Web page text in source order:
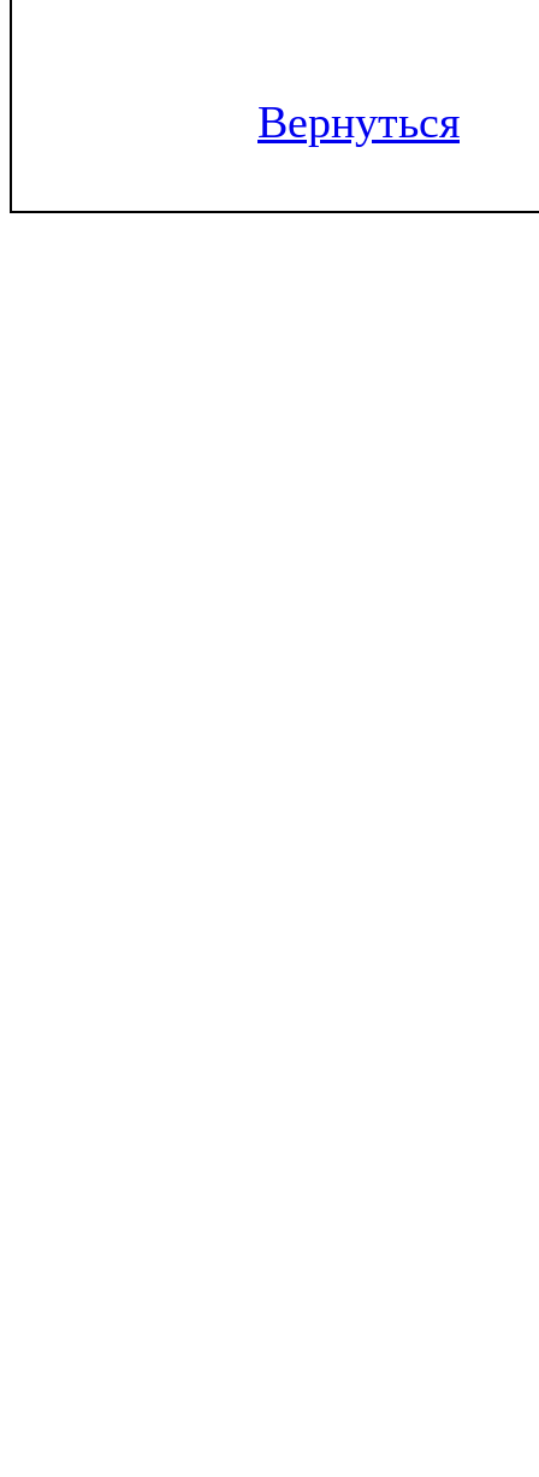
Вернуться